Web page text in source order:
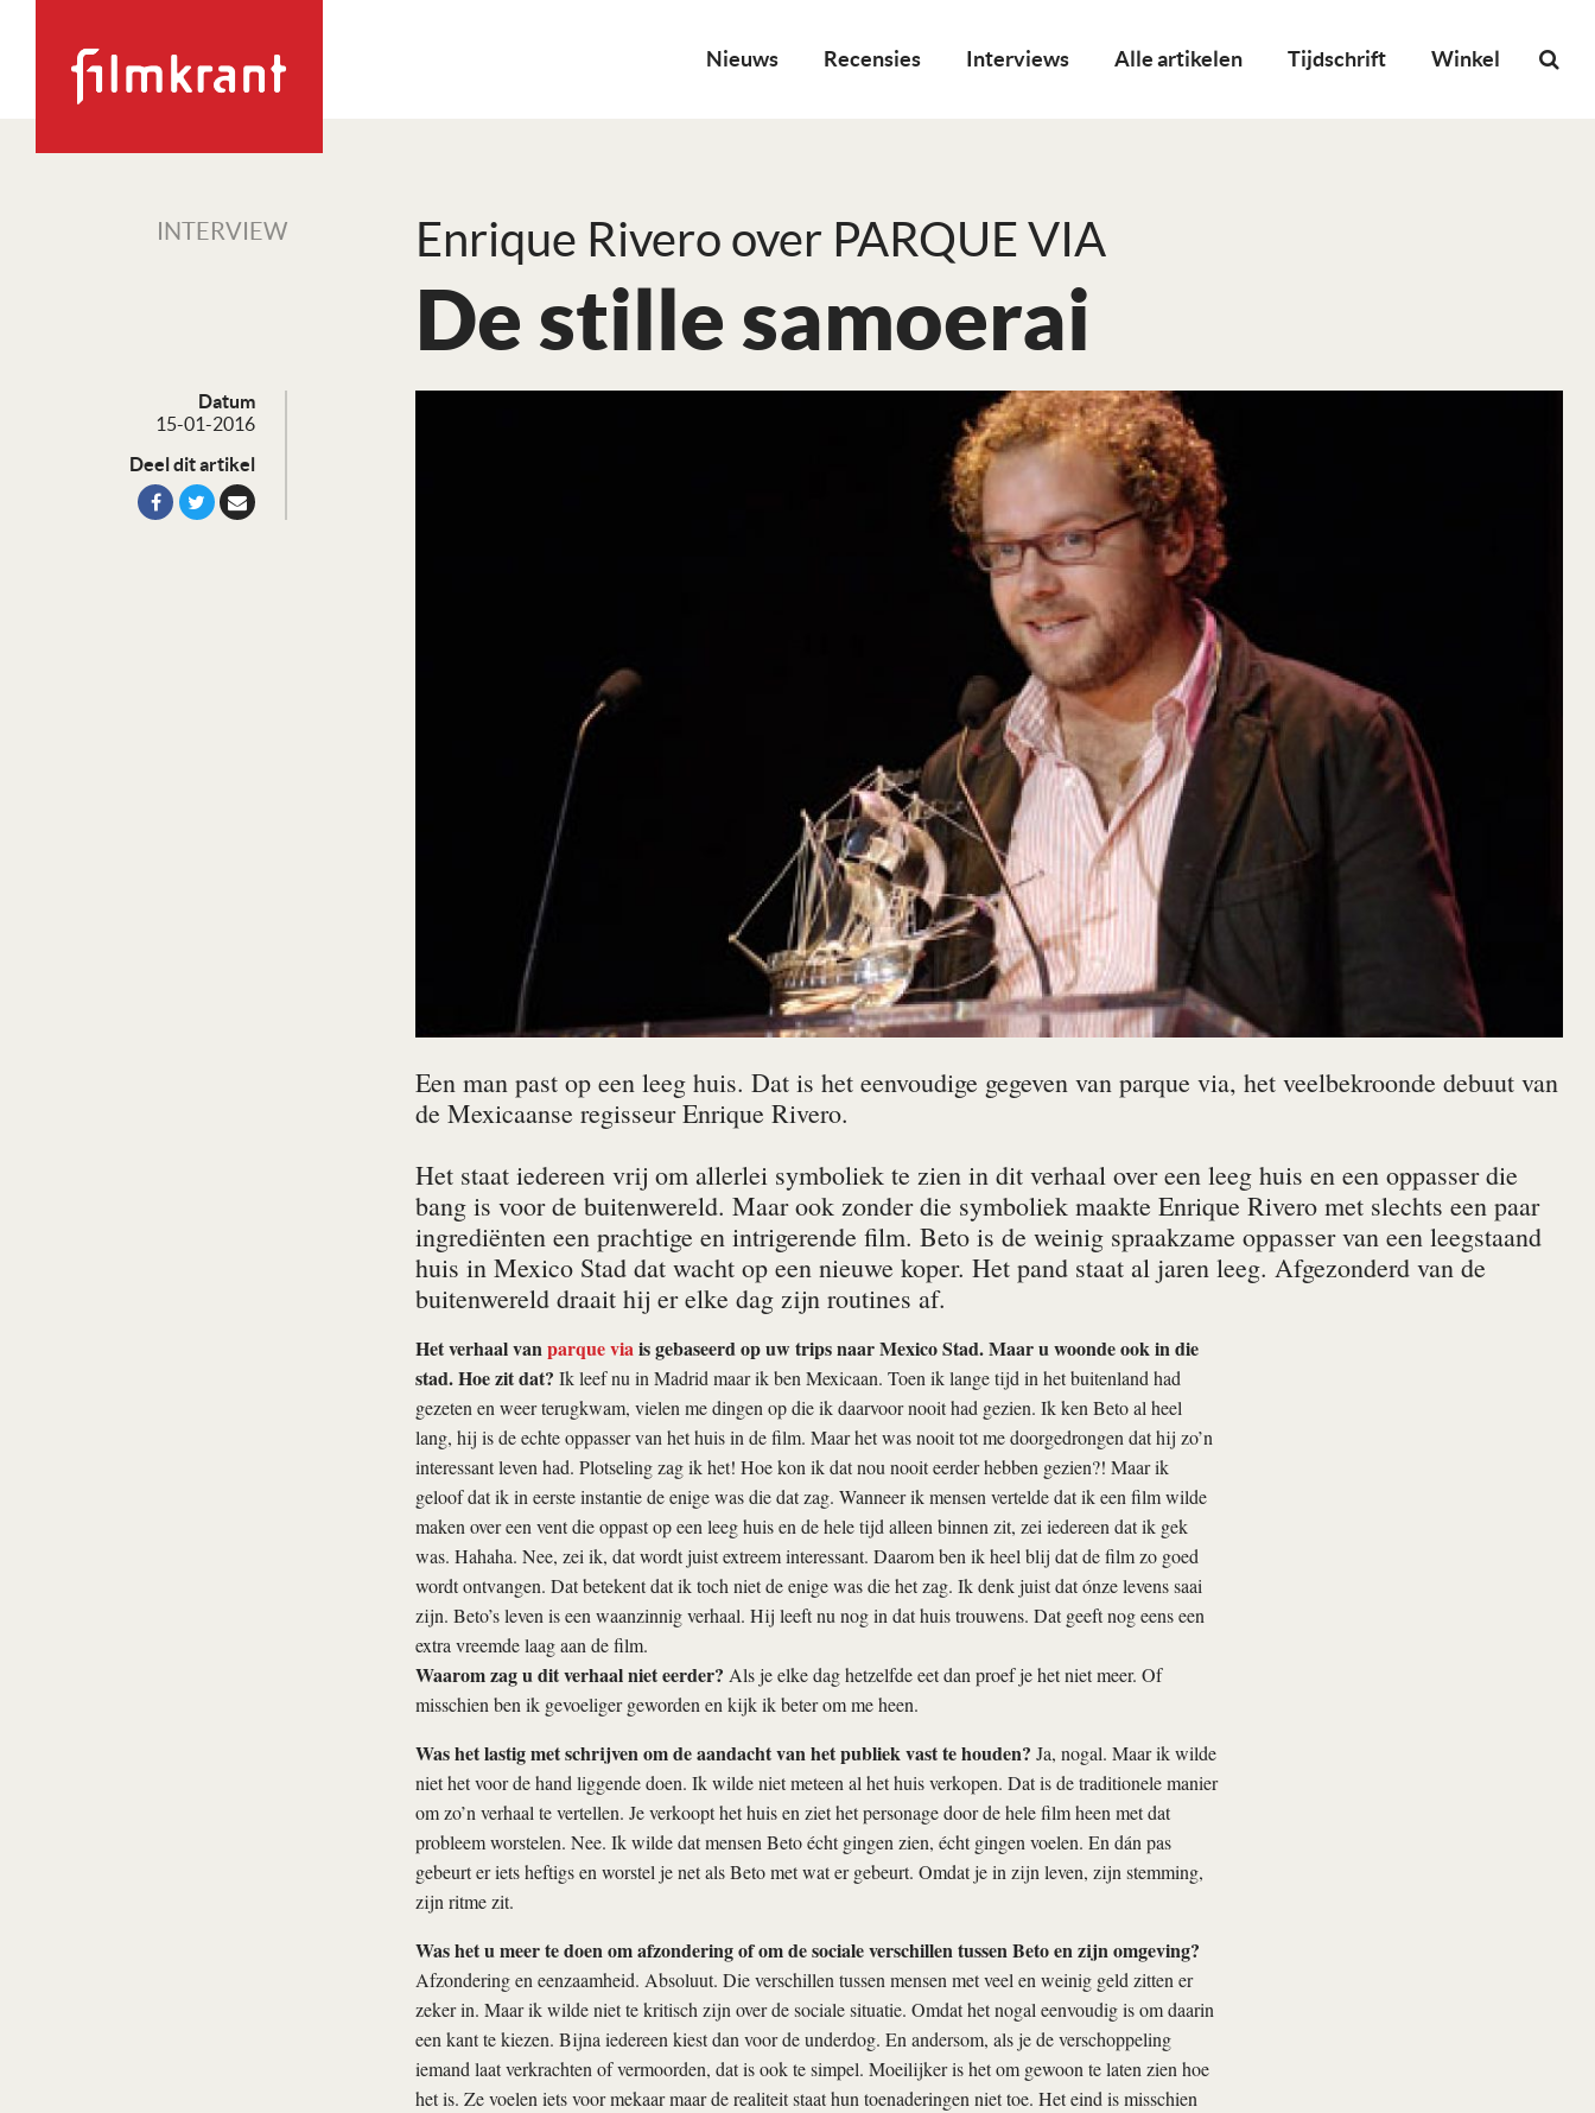
Nieuws Recensies Interviews Alle artikelen Tijdschrift Winkel
INTERVIEW Enrique Rivero over PARQUE VIA
De stille samoerai
Datum
15-01-2016
Deel dit artikel
Een man past op een leeg huis. Dat is het eenvoudige gegeven van parque via, het veelbekroonde debuut van
de Mexicaanse regisseur Enrique Rivero.
Het staat iedereen vrij om allerlei symboliek te zien in dit verhaal over een leeg huis en een oppasser die
bang is voor de buitenwereld. Maar ook zonder die symboliek maakte Enrique Rivero met slechts een paar
ingrediënten een prachtige en intrigerende film. Beto is de weinig spraakzame oppasser van een leegstaand
huis in Mexico Stad dat wacht op een nieuwe koper. Het pand staat al jaren leeg. Afgezonderd van de
buitenwereld draait hij er elke dag zijn routines af.
Het verhaal vanparque viais gebaseerd op uw trips naar Mexico Stad. Maar u woonde ook in die
stad. Hoe zit dat? Ik leef nu in Madrid maar ik ben Mexicaan. Toen ik lange tijd in het buitenland had
gezeten en weer terugkwam, vielen me dingen op die ik daarvoor nooit had gezien. Ik ken Beto al heel
lang, hij is de echte oppasser van het huis in de film. Maar het was nooit tot me doorgedrongen dat hij zo’n
interessant leven had. Plotseling zag ik het! Hoe kon ik dat nou nooit eerder hebben gezien?! Maar ik
geloof dat ik in eerste instantie de enige was die dat zag. Wanneer ik mensen vertelde dat ik een film wilde
maken over een vent die oppast op een leeg huis en de hele tijd alleen binnen zit, zei iedereen dat ik gek
was. Hahaha. Nee, zei ik, dat wordt juist extreem interessant. Daarom ben ik heel blij dat de film zo goed
wordt ontvangen. Dat betekent dat ik toch niet de enige was die het zag. Ik denk juist dat ónze levens saai
zijn. Beto’s leven is een waanzinnig verhaal. Hij leeft nu nog in dat huis trouwens. Dat geeft nog eens een
extra vreemde laag aan de film.
Waarom zag u dit verhaal niet eerder? Als je elke dag hetzelfde eet dan proef je het niet meer. Of
misschien ben ik gevoeliger geworden en kijk ik beter om me heen.
Was het lastig met schrijven om de aandacht van het publiek vast te houden? Ja, nogal. Maar ik wilde
niet het voor de hand liggende doen. Ik wilde niet meteen al het huis verkopen. Dat is de traditionele manier
om zo’n verhaal te vertellen. Je verkoopt het huis en ziet het personage door de hele film heen met dat
probleem worstelen. Nee. Ik wilde dat mensen Beto écht gingen zien, écht gingen voelen. En dán pas
gebeurt er iets heftigs en worstel je net als Beto met wat er gebeurt. Omdat je in zijn leven, zijn stemming,
zijn ritme zit.
Was het u meer te doen om afzondering of om de sociale verschillen tussen Beto en zijn omgeving?
Afzondering en eenzaamheid. Absoluut. Die verschillen tussen mensen met veel en weinig geld zitten er
zeker in. Maar ik wilde niet te kritisch zijn over de sociale situatie. Omdat het nogal eenvoudig is om daarin
een kant te kiezen. Bijna iedereen kiest dan voor de underdog. En andersom, als je de verschoppeling
iemand laat verkrachten of vermoorden, dat is ook te simpel. Moeilijker is het om gewoon te laten zien hoe
het is. Ze voelen iets voor mekaar maar de realiteit staat hun toenaderingen niet toe. Het eind is misschien